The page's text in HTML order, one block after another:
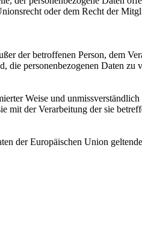
oder dem Recht der
der betroffenen Person, dem
die personenbezogenen Daten zu
Weise und
der Verarbeitung der sie
der Europäischen Union